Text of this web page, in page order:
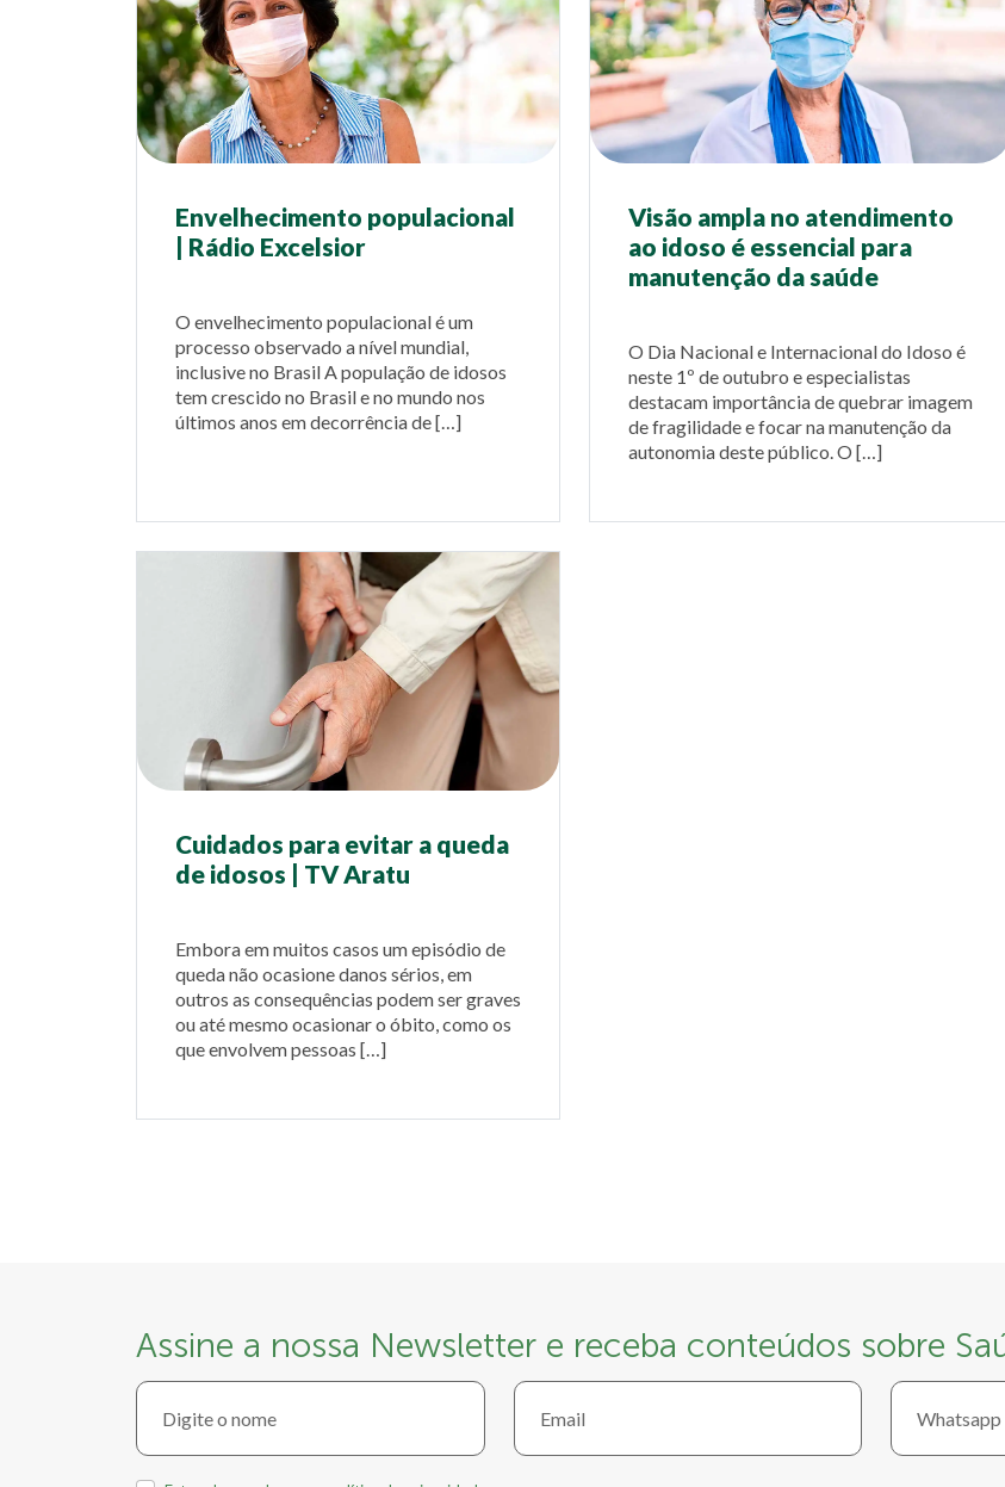
Envelhecimento populacional
| Rádio Excelsior
O envelhecimento populacional é um
processo observado a nível mundial,
inclusive no Brasil A população de idosos
tem crescido no Brasil e no mundo nos
últimos anos em decorrência de […]
Visão ampla no atendimento
ao idoso é essencial para
manutenção da saúde
O Dia Nacional e Internacional do Idoso é
neste 1º de outubro e especialistas
destacam importância de quebrar imagem
de fragilidade e focar na manutenção da
autonomia deste público. O […]
Cuidados para evitar a queda
de idosos | TV Aratu
Embora em muitos casos um episódio de
queda não ocasione danos sérios, em
outros as consequências podem ser graves
ou até mesmo ocasionar o óbito, como os
que envolvem pessoas […]
Assine a nossa Newsletter e receba conteúdos sobre